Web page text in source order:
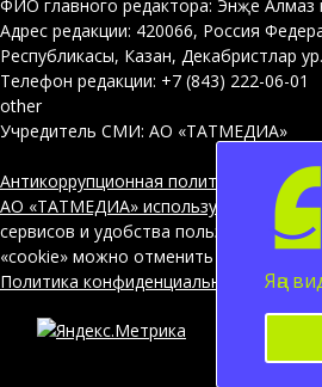
ФИО главного редактора: Энҗе Алмаз
Адрес редакции: 420066, Россия
Республикасы, Казан, Декабристлар
Телефон редакции: +7 (843) 222-06-01
other
Учредитель СМИ: АО «ТАТМЕДИА»
Антикоррупционная политика
АО «ТАТМЕДИА» использует «cookie»
сервисов и удобства пользователей
«cookie» можно отменить в настройках
Политика конфиденциальности
Яңа